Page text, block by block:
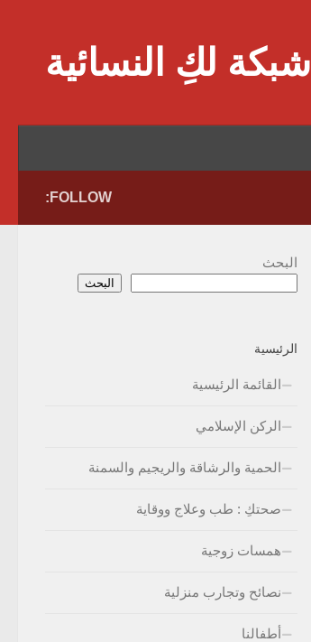
شبكة لكِ النسائية
FOLLOW:
البحث
البحث
الرئيسية
القائمة الرئيسية
الركن الإسلامي
الحمية والرشاقة والريجيم والسمنة
صحتكِ : طب وعلاج ووقاية
همسات زوجية
نصائح وتجارب منزلية
أطفالنا